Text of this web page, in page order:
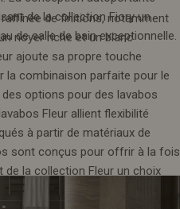
de la collection Fiory un
de salle de bain exceptionnelle.
de finitions, notamment
noyer riche et un blanc
ajoute sa propre touche
la combinaison parfaite pour le
options pour des lavabos
Fleur allient flexibilité
à partir de matériaux de
sont conçus pour offrir à la fois
la collection Fleur un choix
salle de bain moderne.